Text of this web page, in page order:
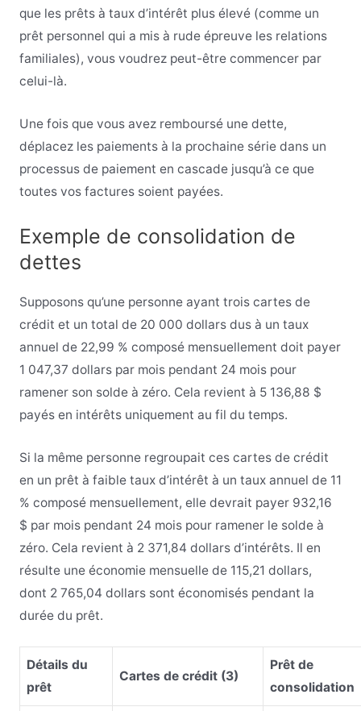
que les prêts à taux d’intérêt plus élevé (comme un
prêt personnel qui a mis à rude épreuve les relations
familiales), vous voudrez peut-être commencer par
celui-là.
Une fois que vous avez remboursé une dette,
déplacez les paiements à la prochaine série dans un
processus de paiement en cascade jusqu’à ce que
toutes vos factures soient payées.
Exemple de consolidation de
dettes
Supposons qu’une personne ayant trois cartes de
crédit et un total de 20 000 dollars dus à un taux
annuel de 22,99 % composé mensuellement doit payer
1 047,37 dollars par mois pendant 24 mois pour
ramener son solde à zéro. Cela revient à 5 136,88 $
payés en intérêts uniquement au fil du temps.
Si la même personne regroupait ces cartes de crédit
en un prêt à faible taux d’intérêt à un taux annuel de 11
% composé mensuellement, elle devrait payer 932,16
$ par mois pendant 24 mois pour ramener le solde à
zéro. Cela revient à 2 371,84 dollars d’intérêts. Il en
résulte une économie mensuelle de 115,21 dollars,
dont 2 765,04 dollars sont économisés pendant la
durée du prêt.
Détails du
prêt
Cartes de crédit (3)
Prêt de
consolidation